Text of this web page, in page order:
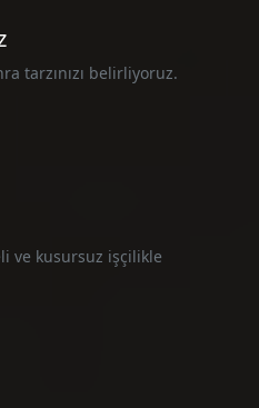
tarzınızı belirliyoruz.
ve kusursuz işçilikle